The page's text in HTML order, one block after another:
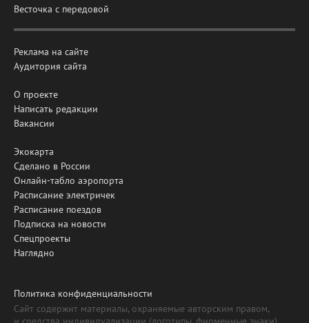
Весточка с передовой
Реклама на сайте
Аудитория сайта
О проекте
Написать редакции
Вакансии
Экокарта
Сделано в России
Онлайн-табло аэропорта
Расписание электричек
Расписание поездов
Подписка на новости
Спецпроекты
Наглядно
Политика конфиденциальности
Сайт содержит материалы, охраняемые авторским правом,